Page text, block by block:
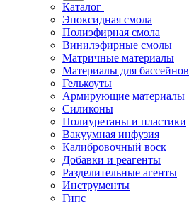
Каталог
Эпоксидная смола
Полиэфирная смола
Винилэфирные смолы
Матричные материалы
Материалы для бассейнов
Гелькоуты
Армирующие материалы
Силиконы
Полиуретаны и пластики
Вакуумная инфузия
Калибровочный воск
Добавки и реагенты
Разделительные агенты
Инструменты
Гипс